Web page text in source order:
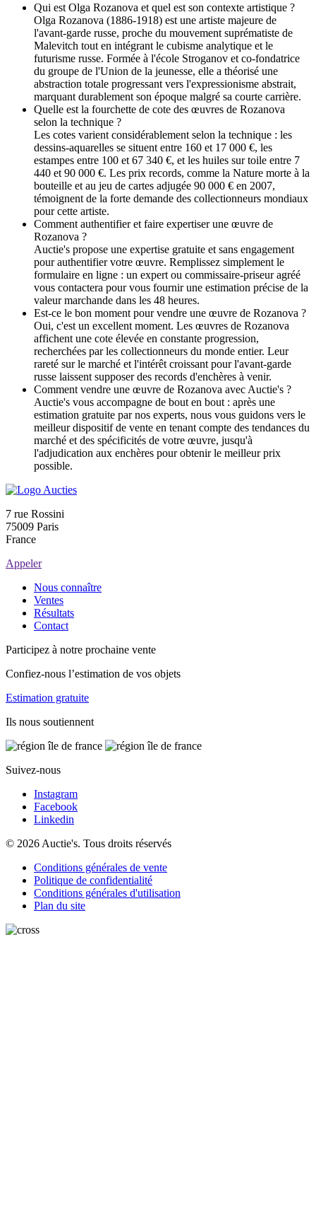
Qui est Olga Rozanova et quel est son contexte artistique ?
Olga Rozanova (1886-1918) est une artiste majeure de
l'avant-garde russe, proche du mouvement suprématiste de
Malevitch tout en intégrant le cubisme analytique et le
futurisme russe. Formée à l'école Stroganov et co-fondatrice
du groupe de l'Union de la jeunesse, elle a théorisé une
abstraction totale progressant vers l'expressionisme abstrait,
marquant durablement son époque malgré sa courte carrière.
Quelle est la fourchette de cote des œuvres de Rozanova
selon la technique ?
Les cotes varient considérablement selon la technique : les
dessins-aquarelles se situent entre 160 et 17 000 €, les
estampes entre 100 et 67 340 €, et les huiles sur toile entre 7
440 et 90 000 €. Les prix records, comme la Nature morte à la
bouteille et au jeu de cartes adjugée 90 000 € en 2007,
témoignent de la forte demande des collectionneurs mondiaux
pour cette artiste.
Comment authentifier et faire expertiser une œuvre de
Rozanova ?
Auctie's propose une expertise gratuite et sans engagement
pour authentifier votre œuvre. Remplissez simplement le
formulaire en ligne : un expert ou commissaire-priseur agréé
vous contactera pour vous fournir une estimation précise de la
valeur marchande dans les 48 heures.
Est-ce le bon moment pour vendre une œuvre de Rozanova ?
Oui, c'est un excellent moment. Les œuvres de Rozanova
affichent une cote élevée en constante progression,
recherchées par les collectionneurs du monde entier. Leur
rareté sur le marché et l'intérêt croissant pour l'avant-garde
russe laissent supposer des records d'enchères à venir.
Comment vendre une œuvre de Rozanova avec Auctie's ?
Auctie's vous accompagne de bout en bout : après une
estimation gratuite par nos experts, nous vous guidons vers le
meilleur dispositif de vente en tenant compte des tendances du
marché et des spécificités de votre œuvre, jusqu'à
l'adjudication aux enchères pour obtenir le meilleur prix
possible.
7 rue Rossini
75009 Paris
France
Appeler
Nous connaître
Ventes
Résultats
Contact
Participez à notre prochaine vente
Confiez-nous l’estimation de vos objets
Estimation gratuite
Ils nous soutiennent
Suivez-nous
Instagram
Facebook
Linkedin
© 2026 Auctie's. Tous droits réservés
Conditions générales de vente
Politique de confidentialité
Conditions générales d'utilisation
Plan du site